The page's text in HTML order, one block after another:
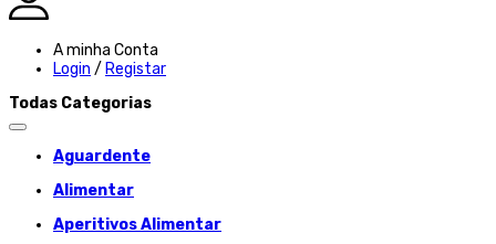
A minha Conta
Login / Registar
Todas Categorias
Aguardente
Alimentar
Aperitivos Alimentar